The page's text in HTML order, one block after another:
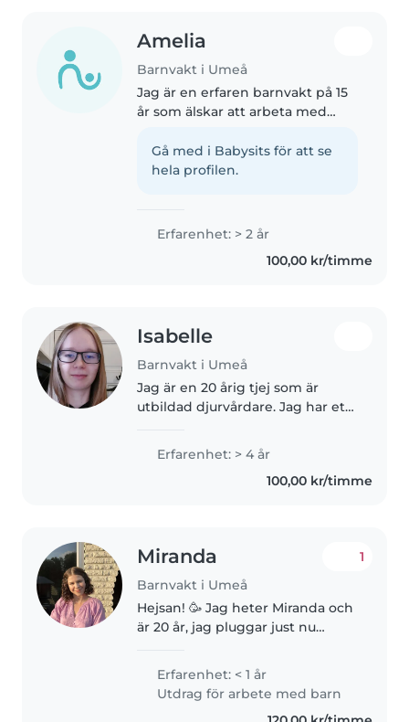
Amelia
Barnvakt i Umeå
Jag är en erfaren barnvakt på 15
år som älskar att arbeta med
Lillebror som är 4 år och mina
grannars barn som är 1 år och en
Gå med i Babysits för att se
hela profilen.
Erfarenhet: > 2 år
100,00 kr/timme
Isabelle
Barnvakt i Umeå
Jag är en 20 årig tjej som är
utbildad djurvårdare. Jag har ett
som jag har passat mycket när
han var yngre och jag älskar
Erfarenhet: > 4 år
100,00 kr/timme
Miranda
Barnvakt i Umeå
1
Hejsan! 🥳 Jag heter Miranda och
är 20 år, jag pluggar just nu
framtiden planerar jag att
studera till läkare. Jag har växt
upp med 5 syskon, varav..
Erfarenhet: < 1 år
Utdrag för arbete med barn